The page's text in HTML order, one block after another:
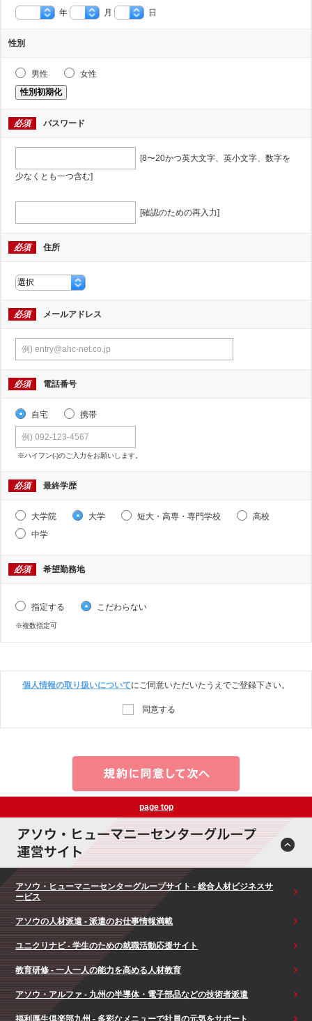
年 月 日
性別
男性
女性
性別初期化
必須 パスワード
[8〜20かつ英大文字、英小文字、数字を
少なくとも一つ含む]
[確認のための再入力]
必須 住所
必須 メールアドレス
必須 電話番号
自宅 携帯
※ハイフン(-)のご入力をお願いします。
必須 最終学歴
大学院 大学 短大・高専・専門学校
高校
中学
必須 希望勤務地
指定する こだわらない
※複数指定可
個人情報の取り扱いについてにご同意いただいたうえでご登録下さい。
同意する
page top
アソウ・ヒューマニーセンターグループサイト - 総合人材ビジネスサ
ービス
アソウの人材派遣 - 派遣のお仕事情報満載
ユニクリナビ - 学生のための就職活動応援サイト
教育研修 - 一人一人の能力を高める人材教育
アソウ・アルファ - 九州の半導体・電子部品などの技術者派遣
福利厚生倶楽部九州 - 多彩なメニューで社員の元気をサポート